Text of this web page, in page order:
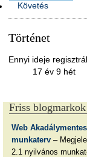
Követés
Történet
Ennyi ideje
17 év 9 hét
Friss blogmarkok
Web
munkaterv–
2.1 nyilvános